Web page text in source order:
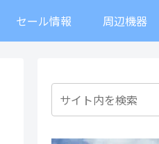
セール情報 周辺機器